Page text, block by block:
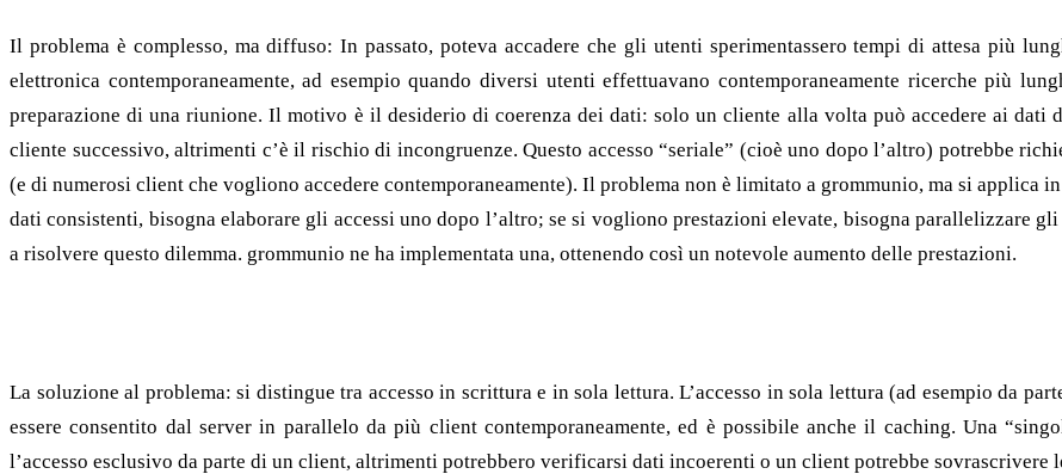
Il problema è complesso, ma diffuso: In passato, poteva accadere che gli utenti sperimentassero tempi di attesa più
elettronica contemporaneamente, ad esempio quando diversi utenti effettuavano contemporaneamente ricerche più
preparazione di una riunione. Il motivo è il desiderio di coerenza dei dati: solo un cliente alla volta può accedere ai
cliente successivo, altrimenti c’è il rischio di incongruenze. Questo accesso “seriale” (cioè uno dopo l’altro) potrebbe
(e di numerosi client che vogliono accedere contemporaneamente). Il problema non è limitato a grommunio, ma si
dati consistenti, bisogna elaborare gli accessi uno dopo l’altro; se si vogliono prestazioni elevate, bisogna parallelizzare
a risolvere questo dilemma. grommunio ne ha implementata una, ottenendo così un notevole aumento delle prestazioni.
La soluzione al problema: si distingue tra accesso in scrittura e in sola lettura. L’accesso in sola lettura (ad esempio da
essere consentito dal server in parallelo da più client contemporaneamente, ed è possibile anche il caching. Una
l’accesso esclusivo da parte di un client, altrimenti potrebbero verificarsi dati incoerenti o un client potrebbe sovrascrivere